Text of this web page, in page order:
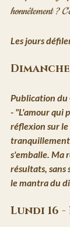
honnêtement ?
Les jours
Dimanche
Publication du
- "L'amour qui
réflexion sur
tranquillement
s'emballe. Ma
résultats, sans
le mantra du
Lundi 16 -